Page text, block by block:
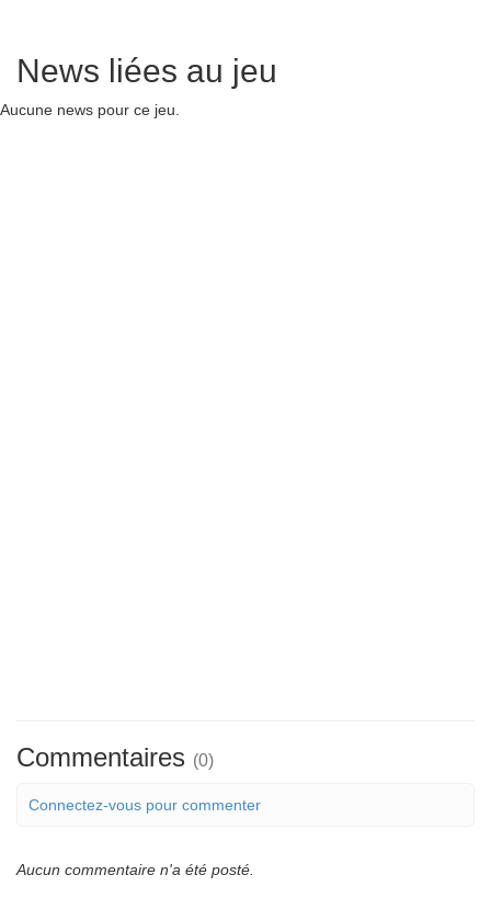
News liées au jeu
Aucune news pour ce jeu.
Commentaires (0)
Connectez-vous pour commenter
Aucun commentaire n'a été posté.